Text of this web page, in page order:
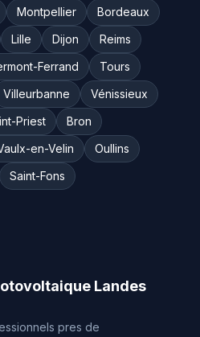
Montpellier
Bordeaux
Lille Dijon
Reims
Ferrand
Tours
Villeurbanne
Vénissieux
Priest
Bron
en-Velin
Oullins
Saint-Fons
Landes
pres de